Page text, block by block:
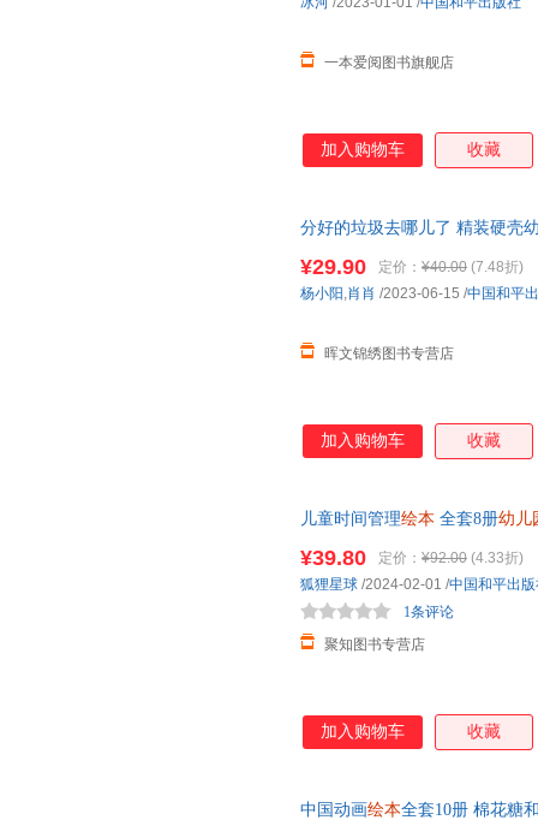
一本爱阅图书旗舰店
加入购物车 收藏
分好的垃圾去哪儿了 精装硬壳
¥29.90 定价： ¥40.00 (7.48折)
晖文锦绣图书专营店
杨小阳 ,肖肖 /2023-06-15 /中国和平
加入购物车 收藏
儿童时间管理绘本 全套8册幼儿
¥39.80 定价： ¥92.00 (4.33折)
聚知图书专营店
1条评论
狐狸星球 /2024-02-01 /中国和平出
加入购物车 收藏
中国动画绘本全套10册 棉花糖